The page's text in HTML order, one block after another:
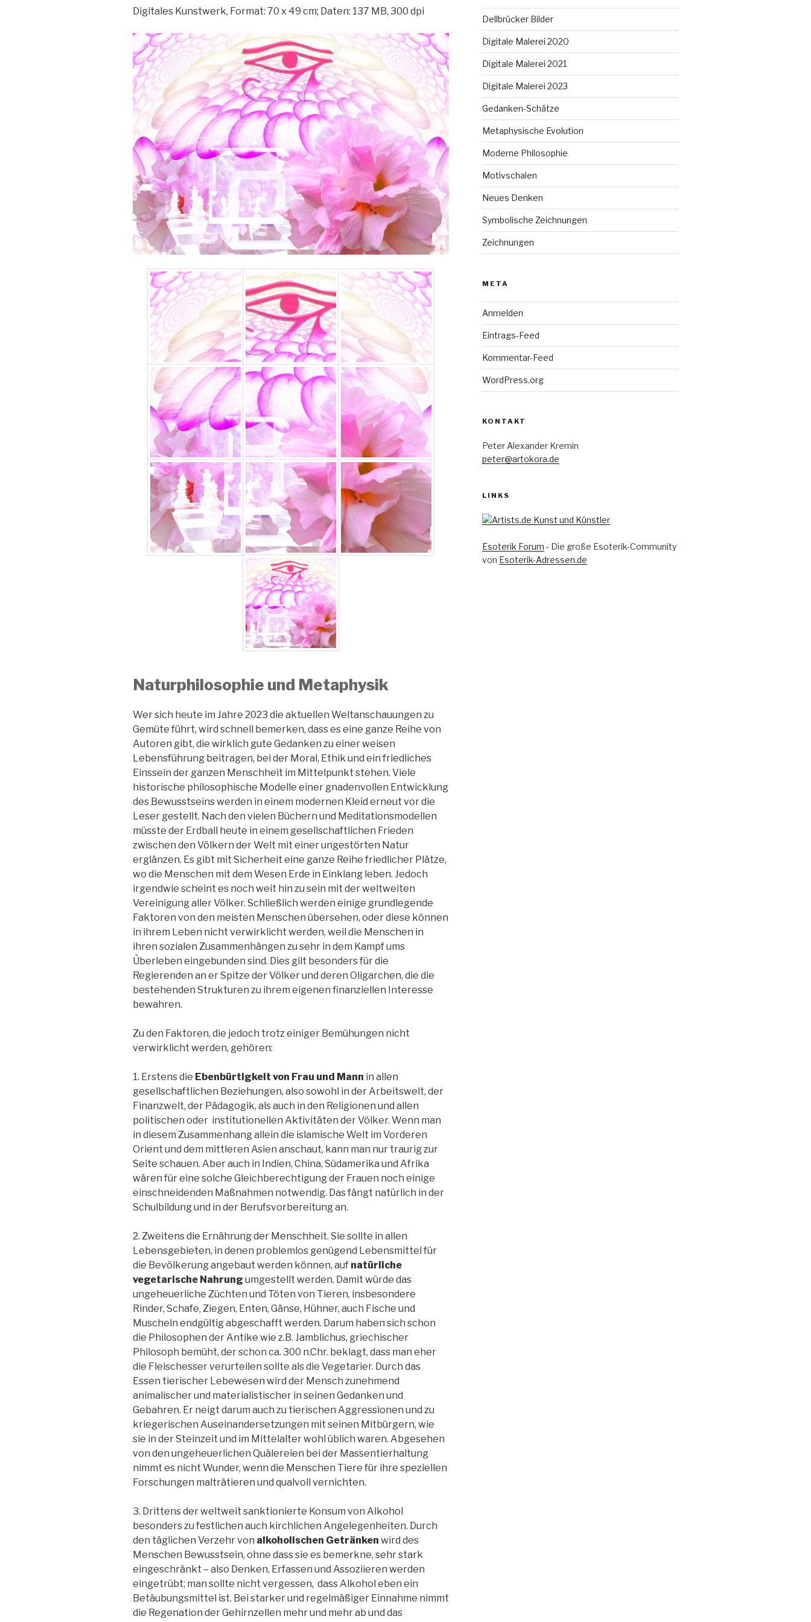
Digitales Kunstwerk, Format: 70 x 49 cm; Daten: 137 MB, 300 dpi
Naturphilosophie und Metaphysik
Wer sich heute im Jahre 2023 die aktuellen Weltanschauungen zu
Gemüte führt, wird schnell bemerken, dass es eine ganze Reihe von
Autoren gibt, die wirklich gute Gedanken zu einer weisen
Lebensführung beitragen, bei der Moral, Ethik und ein friedliches
Einssein der ganzen Menschheit im Mittelpunkt stehen. Viele
historische philosophische Modelle einer gnadenvollen Entwicklung
des Bewusstseins werden in einem modernen Kleid erneut vor die
Leser gestellt. Nach den vielen Büchern und Meditationsmodellen
müsste der Erdball heute in einem gesellschaftlichen Frieden
zwischen den Völkern der Welt mit einer ungestörten Natur
erglänzen. Es gibt mit Sicherheit eine ganze Reihe friedlicher Plätze,
wo die Menschen mit dem Wesen Erde in Einklang leben. Jedoch
irgendwie scheint es noch weit hin zu sein mit der weltweiten
Vereinigung aller Völker. Schließlich werden einige grundlegende
Faktoren von den meisten Menschen übersehen, oder diese können
in ihrem Leben nicht verwirklicht werden, weil die Menschen in
ihren sozialen Zusammenhängen zu sehr in dem Kampf ums
Überleben eingebunden sind. Dies gilt besonders für die
Regierenden an er Spitze der Völker und deren Oligarchen, die die
bestehenden Strukturen zu ihrem eigenen finanziellen Interesse
bewahren.
Zu den Faktoren, die jedoch trotz einiger Bemühungen nicht
verwirklicht werden, gehören:
1. Erstens die Ebenbürtigkeit von Frau und Mann in allen
gesellschaftlichen Beziehungen, also sowohl in der Arbeitswelt, der
Finanzwelt, der Pädagogik, als auch in den Religionen und allen
politischen oder institutionellen Aktivitäten der Völker. Wenn man
in diesem Zusammenhang allein die islamische Welt im Vorderen
Orient und dem mittleren Asien anschaut, kann man nur traurig zur
Seite schauen. Aber auch in Indien, China, Südamerika und Afrika
wären für eine solche Gleichberechtigung der Frauen noch einige
einschneidenden Maßnahmen notwendig. Das fängt natürlich in der
Schulbildung und in der Berufsvorbereitung an.
2. Zweitens die Ernährung der Menschheit. Sie sollte in allen
Lebensgebieten, in denen problemlos genügend Lebensmittel für
die Bevölkerung angebaut werden können, auf natürliche
vegetarische Nahrung umgestellt werden. Damit würde das
ungeheuerliche Züchten und Töten von Tieren, insbesondere
Rinder, Schafe, Ziegen, Enten, Gänse, Hühner, auch Fische und
Muscheln endgültig abgeschafft werden. Darum haben sich schon
die Philosophen der Antike wie z.B. Jamblichus, griechischer
Philosoph bemüht, der schon ca. 300 n.Chr. beklagt, dass man eher
die Fleischesser verurteilen sollte als die Vegetarier. Durch das
Essen tierischer Lebewesen wird der Mensch zunehmend
animalischer und materialistischer in seinen Gedanken und
Gebahren. Er neigt darum auch zu tierischen Aggressionen und zu
kriegerischen Auseinandersetzungen mit seinen Mitbürgern, wie
sie in der Steinzeit und im Mittelalter wohl üblich waren. Abgesehen
von den ungeheuerlichen Quälereien bei der Massentierhaltung
nimmt es nicht Wunder, wenn die Menschen Tiere für ihre speziellen
Forschungen malträtieren und qualvoll vernichten.
3. Drittens der weltweit sanktionierte Konsum von Alkohol
besonders zu festlichen auch kirchlichen Angelegenheiten. Durch
den täglichen Verzehr von alkoholischen Getränken wird des
Menschen Bewusstsein, ohne dass sie es bemerkne, sehr stark
eingeschränkt – also Denken, Erfassen und Assoziieren werden
eingetrübt; man sollte nicht vergessen, dass Alkohol eben ein
Betäubungsmittel ist. Bei starker und regelmäßiger Einnahme nimmt
die Regenation der Gehirnzellen mehr und mehr ab und das
Dellbrücker Bilder
Digitale Malerei 2020
Digitale Malerei 2021
Digitale Malerei 2023
Gedanken-Schätze
Metaphysische Evolution
Moderne Philosophie
Motivschalen
Neues Denken
Symbolische Zeichnungen
Zeichnungen
META
Anmelden
Eintrags-Feed
Kommentar-Feed
WordPress.org
KONTAKT
Peter Alexander Kremin
peter@artokora.de
LINKS
Esoterik Forum - Die große Esoterik-Community
von Esoterik-Adressen.de